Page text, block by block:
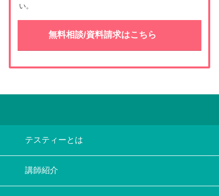
い。
無料相談/資料請求はこちら
テスティーとは
講師紹介